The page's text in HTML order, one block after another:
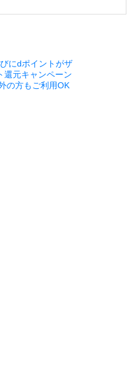
にdポイントがザ
還元キャンペーン
の方もご利用OK